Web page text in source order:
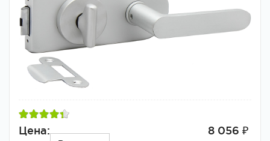
Цена: 8 056 ₽